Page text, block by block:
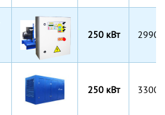
250 кВт
250 кВт